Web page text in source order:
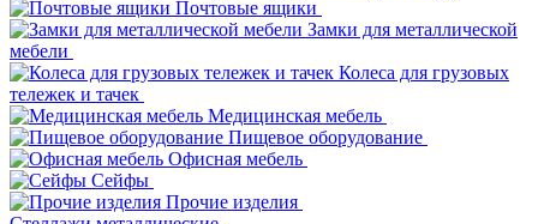
Почтовые ящики
Замки для металлической
мебели
Колеса для грузовых
тележек и тачек
Медицинская мебель
Пищевое оборудование
Офисная мебель
Сейфы
Прочие изделия